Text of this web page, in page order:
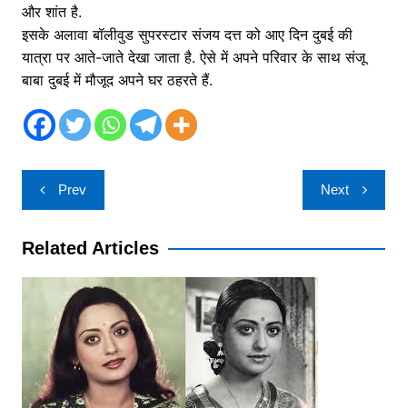
और शांत है.
इसके अलावा बॉलीवुड सुपरस्टार संजय दत्त को आए दिन दुबई की
यात्रा पर आते-जाते देखा जाता है. ऐसे में अपने परिवार के साथ संजू
बाबा दुबई में मौजूद अपने घर ठहरते हैं.
Post
navigation
Prev Next
Related Articles